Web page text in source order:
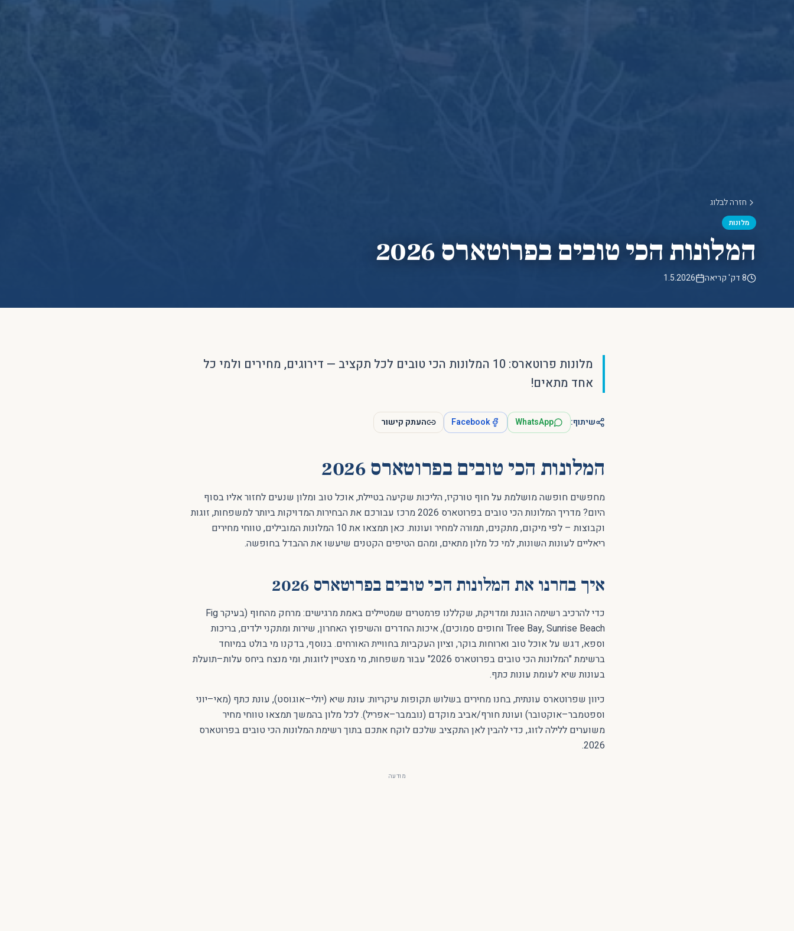
חזרה לבלוג
מלונות
המלונות הכי טובים בפרוטארס 2026
8 דק' קריאה 1.5.2026
מלונות פרוטארס: 10 המלונות הכי טובים לכל תקציב — דירוגים, מחירים ולמי כל
אחד מתאים!
שיתוף: WhatsApp
Facebook העתק קישור
המלונות הכי טובים בפרוטארס 2026
מחפשים חופשה מושלמת על חוף טורקיז, הליכות שקיעה בטיילת, אוכל טוב ומלון שנעים לחזור אליו בסוף
היום? מדריך המלונות הכי טובים בפרוטארס 2026 מרכז עבורכם את הבחירות המדויקות ביותר למשפחות, זוגות
וקבוצות – לפי מיקום, מתקנים, תמורה למחיר ועונות. כאן תמצאו את 10 המלונות המובילים, טווחי מחירים
ריאליים לעונות השונות, למי כל מלון מתאים, ומהם הטיפים הקטנים שיעשו את ההבדל בחופשה.
איך בחרנו את המלונות הכי טובים בפרוטארס 2026
כדי להרכיב רשימה הוגנת ומדויקת, שקללנו פרמטרים שמטיילים באמת מרגישים: מרחק מהחוף (בעיקר Fig
Tree Bay, Sunrise Beach וחופים סמוכים), איכות החדרים והשיפוץ האחרון, שירות ומתקני ילדים, בריכות
וספא, דגש על אוכל טוב וארוחות בוקר, וציון העקביות בחוויית האורחים. בנוסף, בדקנו מי בולט במיוחד
ברשימת "המלונות הכי טובים בפרוטארס 2026" עבור משפחות, מי מצטיין לזוגות, ומי מנצח ביחס עלות–תועלת
בעונות שיא לעומת עונות כתף.
כיוון שפרוטארס עונתית, בחנו מחירים בשלוש תקופות עיקריות: עונת שיא (יולי–אוגוסט), עונת כתף (מאי–יוני
וספטמבר–אוקטובר) ועונת חורף/אביב מוקדם (נובמבר–אפריל). לכל מלון בהמשך תמצאו טווחי מחיר
משוערים ללילה לזוג, כדי להבין לאן התקציב שלכם לוקח אתכם בתוך רשימת המלונות הכי טובים בפרוטארס
2026.
מודעה